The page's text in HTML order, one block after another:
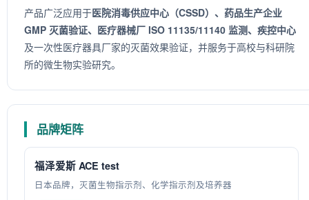
产品广泛应用于医院消毒供应中心（CSSD）、药品生产企业
GMP 灭菌验证、医疗器械厂 ISO 11135/11140 监测、疾控中心
及一次性医疗器具厂家的灭菌效果验证，并服务于高校与科研院
所的微生物实验研究。
品牌矩阵
福泽爱斯 ACE test
日本品牌，灭菌生物指示剂、化学指示剂及培养器